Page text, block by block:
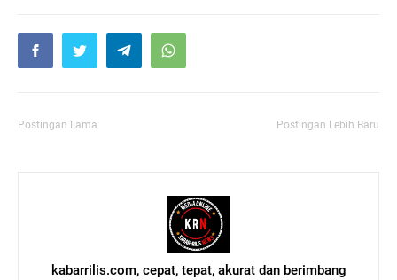
Postingan Lama Postingan Lebih Baru
kabarrilis.com, cepat, tepat, akurat dan berimbang